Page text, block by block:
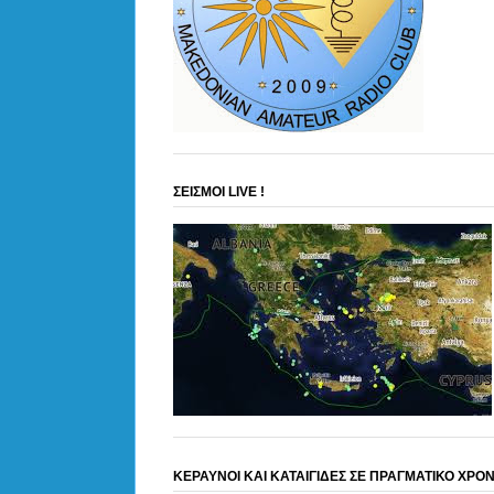
ΣΕΙΣΜΟΙ LIVE !
ΚΕΡΑΥΝΟΙ ΚΑΙ ΚΑΤΑΙΓΙΔΕΣ ΣΕ ΠΡΑΓΜΑΤΙΚΟ